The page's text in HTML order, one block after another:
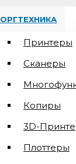
ОРГТЕХНИКА
Принтеры
Сканеры
Копиры
3D-
Плоттеры